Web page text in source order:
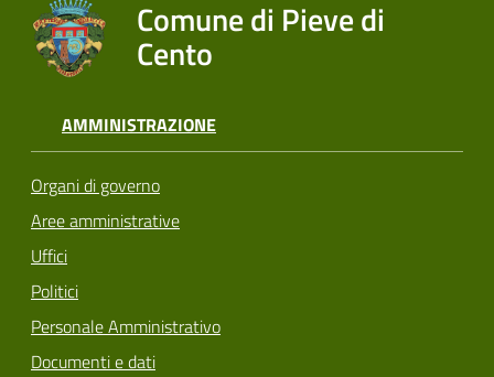
Comune di Pieve di
Cento
AMMINISTRAZIONE
Organi di governo
Aree amministrative
Uffici
Politici
Personale Amministrativo
Documenti e dati